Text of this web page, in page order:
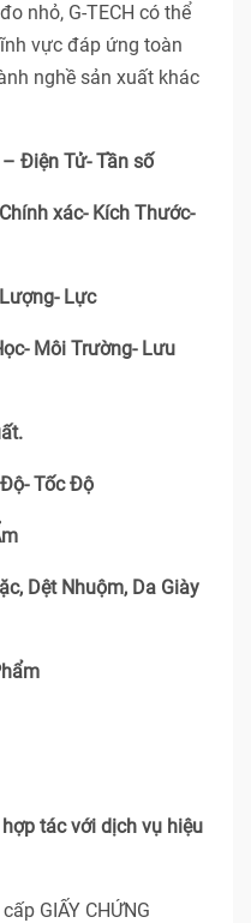
nhỏ, G-TECH có thể
vực đáp ứng toàn
nghề sản xuất khác
Điện Tử- Tần số
xác- Kích Thước-
Lực
Môi Trường- Lưu
Tốc Độ
Dệt Nhuộm, Da Giày
tác với dịch vụ hiệu
GIẤY CHỨNG